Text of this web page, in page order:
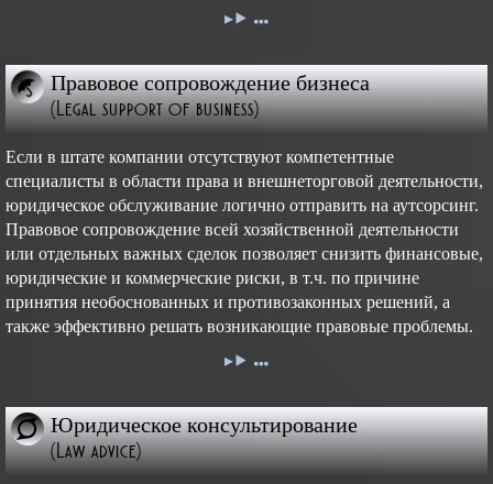
Правовое сопровождение бизнеса
(Legal support of business)
Если в штате компании отсутствуют компетентные
специалисты в области права и внешнеторговой деятельности,
юридическое обслуживание логично отправить на аутсорсинг.
Правовое сопровождение всей хозяйственной деятельности
или отдельных важных сделок позволяет снизить финансовые,
юридические и коммерческие риски, в т.ч. по причине
принятия необоснованных и противозаконных решений, а
также эффективно решать возникающие правовые проблемы.
Юридическое консультирование
(Law advice)